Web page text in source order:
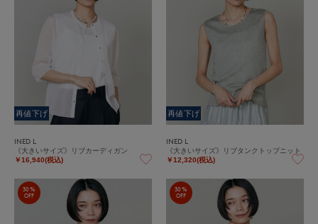
再値下げ
INED L
《大きいサイズ》リブカーディガン
￥16,940(税込)
再値下げ
INED L
《大きいサイズ》リブタンクトップニット
￥12,320(税込)
30%
OFF
30%
OFF